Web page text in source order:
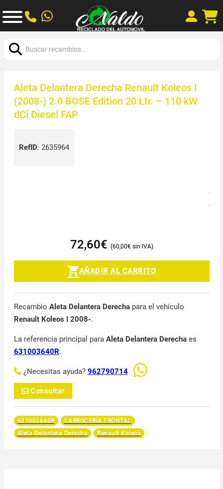
Aleta Delantera Derecha Renault Koleos I
(2008-) 2.0 BOSE Edition 20 Ltr. – 110 kW
dCi Diesel FAP
RefID: 2635964
72,60€ 60,00€
AÑADIR AL CARRITO
Recambio Aleta Delantera Derechapara el vehículo
Renault Koleos I 2008-.
La referencia principal para Aleta Delantera Derechaes
631003640R.
¿Necesitas ayuda? 962790714
Consultar
631003640R
CARROCERÍA FRONTAL
Aleta Delantera Derecha
Renault Koleos